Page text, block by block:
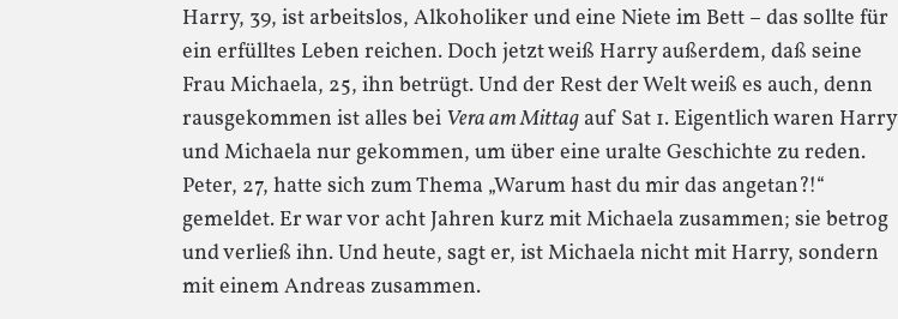
Harry, 39, ist arbeitslos, Alkoholiker und eine Niete im Bett – das sollte für
ein erfülltes Leben reichen. Doch jetzt weiß Harry außerdem, daß seine
Frau Michaela, 25, ihn betrügt. Und der Rest der Welt weiß es auch, denn
rausgekommen ist alles bei Vera am Mittag auf Sat 1. Eigentlich waren Harry
und Michaela nur gekommen, um über eine uralte Geschichte zu reden.
Peter, 27, hatte sich zum Thema „Warum hast du mir das angetan?!“
gemeldet. Er war vor acht Jahren kurz mit Michaela zusammen; sie betrog
und verließ ihn. Und heute, sagt er, ist Michaela nicht mit Harry, sondern
mit einem Andreas zusammen.